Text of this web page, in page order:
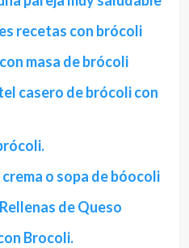
recetas con brócoli
masa de brócoli
casero de brócoli con
o sopa de bóocoli
de Queso
Brocoli.